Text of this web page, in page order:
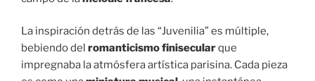
La inspiración detrás de las “Juvenilia” es múltiple,
bebiendo del romanticismo finisecularque
impregnaba la atmósfera artística parisina. Cada pieza